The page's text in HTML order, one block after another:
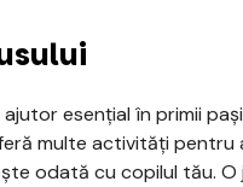
esențial în primii
multe activități pentru
odată cu copilul tău.